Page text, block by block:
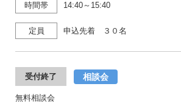
時間帯 14:40～15:40
定員 申込先着 ３０名
受付終了 相談会
無料相談会